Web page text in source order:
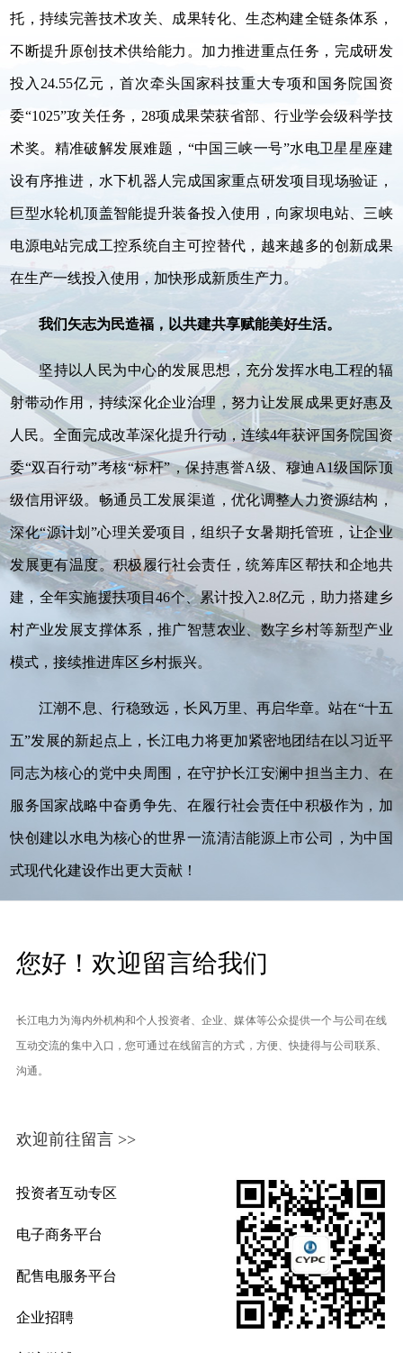
托，持续完善技术攻关、成果转化、生态构建全链条体系，
不断提升原创技术供给能力。加力推进重点任务，完成研发
投入24.55亿元，首次牵头国家科技重大专项和国务院国资
委“1025”攻关任务，28项成果荣获省部、行业学会级科学技
术奖。精准破解发展难题，“中国三峡一号”水电卫星星座建
设有序推进，水下机器人完成国家重点研发项目现场验证，
巨型水轮机顶盖智能提升装备投入使用，向家坝电站、三峡
电源电站完成工控系统自主可控替代，越来越多的创新成果
在生产一线投入使用，加快形成新质生产力。
我们矢志为民造福，以共建共享赋能美好生活。
坚持以人民为中心的发展思想，充分发挥水电工程的辐
射带动作用，持续深化企业治理，努力让发展成果更好惠及
人民。全面完成改革深化提升行动，连续4年获评国务院国资
委“双百行动”考核“标杆”，保持惠誉A级、穆迪A1级国际顶
级信用评级。畅通员工发展渠道，优化调整人力资源结构，
深化“源计划”心理关爱项目，组织子女暑期托管班，让企业
发展更有温度。积极履行社会责任，统筹库区帮扶和企地共
建，全年实施援扶项目46个、累计投入2.8亿元，助力搭建乡
村产业发展支撑体系，推广智慧农业、数字乡村等新型产业
模式，接续推进库区乡村振兴。
江潮不息、行稳致远，长风万里、再启华章。站在“十五
五”发展的新起点上，长江电力将更加紧密地团结在以习近平
同志为核心的党中央周围，在守护长江安澜中担当主力、在
服务国家战略中奋勇争先、在履行社会责任中积极作为，加
快创建以水电为核心的世界一流清洁能源上市公司，为中国
式现代化建设作出更大贡献！
您好！欢迎留言给我们
长江电力为海内外机构和个人投资者、企业、媒体等公众提供一个与公司在线
互动交流的集中入口，您可通过在线留言的方式，方便、快捷得与公司联系、
沟通。
欢迎前往留言 >>
投资者互动专区
电子商务平台
配售电服务平台
企业招聘